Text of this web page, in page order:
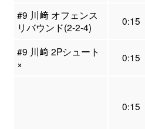
#9 川﨑 オフェンス
リバウンド(2-2-4)
0:15
#9 川﨑 2Pシュート
×
0:15
0:15